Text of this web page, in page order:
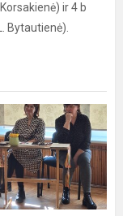
ir 4 b
Bytautienė).